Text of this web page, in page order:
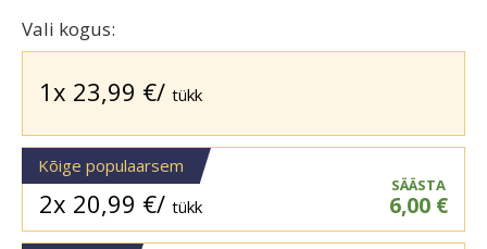
oli:
30,99 €. 23,99 €.
Vali kogus:
1x 23,99 €/ tükk
Kõige populaarsem
2x 20,99 €/ tükk
SÄÄSTA
6,00 €